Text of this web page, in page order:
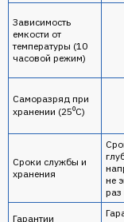
Зависимость
емкости от
температуры (10
часовой режим)
Саморазряд при
хранении (25⁰С)
Сроки службы и
хранения
не
раз
Гарантии